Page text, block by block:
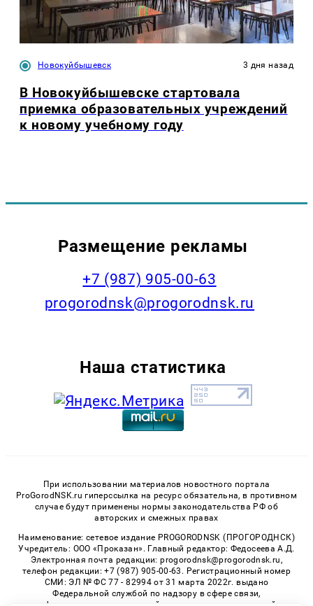
Новокуйбышевск 3 дня назад
В Новокуйбышевске стартовала
приемка образовательных учреждений
к новому учебному году
Размещение рекламы
+7 (987) 905-00-63
progorodnsk@progorodnsk.ru
Наша статистика
При использовании материалов новостного портала
ProGorodNSK.ru гиперссылка на ресурс обязательна, в противном
случае будут применены нормы законодательства РФ об
авторских и смежных правах
Наименование: сетевое издание PROGORODNSK (ПРОГОРОДНСК)
Учредитель: ООО «Проказан». Главный редактор: Федосеева А.Д.
Электронная почта редакции: progorodnsk@progorodnsk.ru,
телефон редакции: +7 (987) 905-00-63. Регистрационный номер
СМИ: ЭЛ № ФС 77 - 82994 от 31 марта 2022г. выдано
Федеральной службой по надзору в сфере связи,